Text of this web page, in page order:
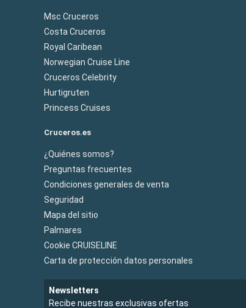
Msc Cruceros
Costa Cruceros
Royal Caribean
Norwegian Cruise Line
Cruceros Celebrity
Hurtigruten
Princess Cruises
Cruceros.es
¿Quiénes somos?
Preguntas frecuentes
Condiciones generales de venta
Seguridad
Mapa del sitio
Palmares
Cookie CRUISELINE
Carta de protección datos personales
Newsletters
Recibe nuestras exclusivas ofertas